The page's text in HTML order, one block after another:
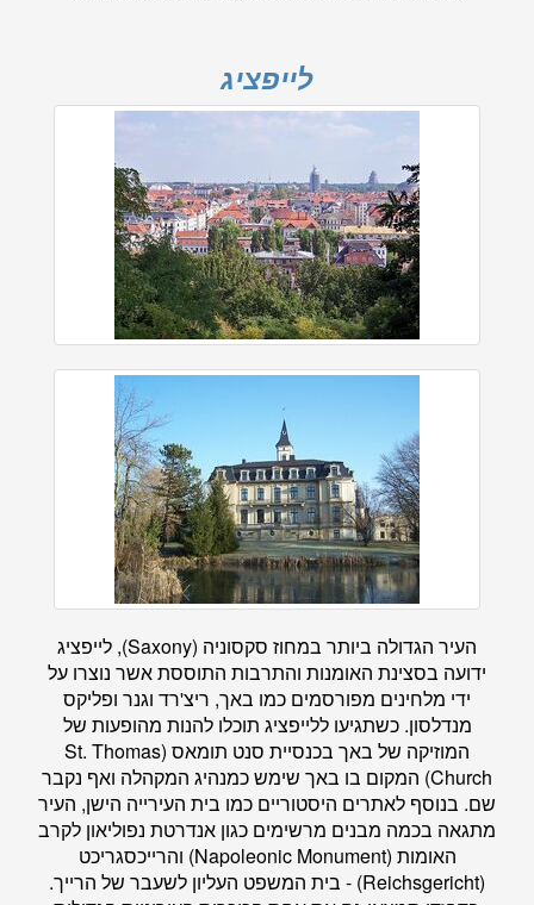
לייפציג
העיר הגדולה ביותר במחוז סקסוניה (Saxony), לייפציג
ידועה בסצינת האומנות והתרבות התוססת אשר נוצרו על
ידי מלחינים מפורסמים כמו באך, ריצ'רד וגנר ופליקס
מנדלסון. כשתגיעו ללייפציג תוכלו להנות מהופעות של
המוזיקה של באך בכנסיית סנט תומאס (St. Thomas
Church) המקום בו באך שימש כמנהיג המקהלה ואף נקבר
שם. בנוסף לאתרים היסטוריים כמו בית העירייה הישן, העיר
מתגאה בכמה מבנים מרשימים כגון אנדרטת נפוליאון לקרב
האומות (Napoleonic Monument) והרייכסגריכט
(Reichsgericht) - בית המשפט העליון לשעבר של הרייך.